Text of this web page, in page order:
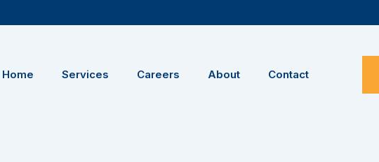
Home Services Careers About Contact